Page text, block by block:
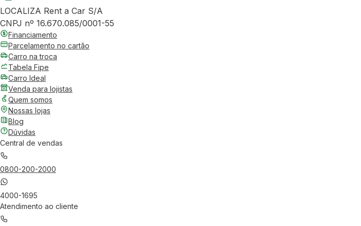
LOCALIZA Rent a Car S/A
CNPJ nº 16.670.085/0001-55
Financiamento
Parcelamento no cartão
Carro na troca
Tabela Fipe
Carro Ideal
Venda para lojistas
Quem somos
Nossas lojas
Blog
Dúvidas
Central de vendas
0800-200-2000
4000-1695
Atendimento ao cliente